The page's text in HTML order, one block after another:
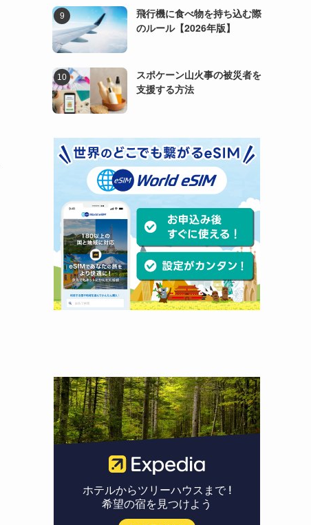
飛行機に食べ物を持ち込む際
のルール【2026年版】
スポケーン山火事の被災者を
支援する方法